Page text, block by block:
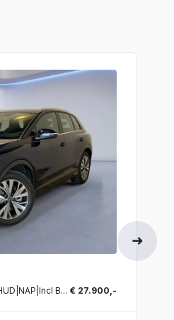
40 Advanced edition 77 kWh|HUD|NAP|Incl BTW| € 27.900,-